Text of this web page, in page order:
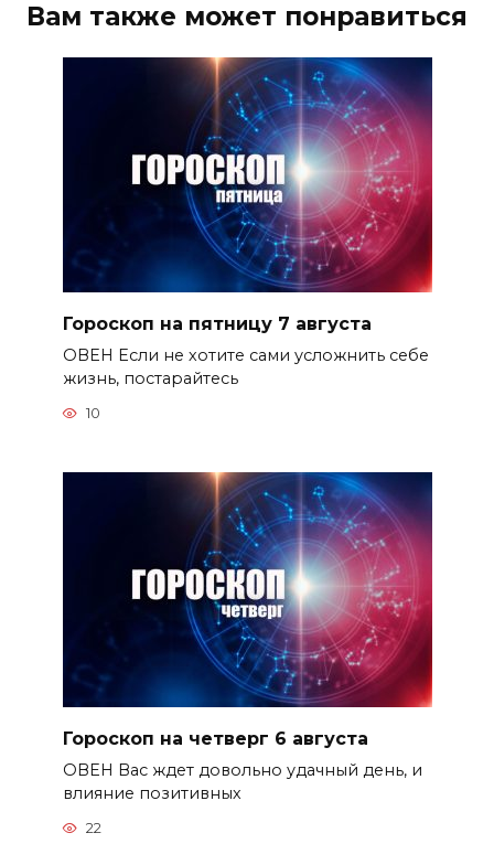
Вам также может понравиться
Гороскоп на пятницу 7 августа
ОВЕН Если не хотите сами усложнить себе
жизнь, постарайтесь
10
Гороскоп на четверг 6 августа
ОВЕН Вас ждет довольно удачный день, и
влияние позитивных
22